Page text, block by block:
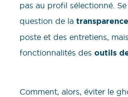
pas au profil sélectionné.
question de la transparence
poste et des entretiens,
fonctionnalités des outils
Comment, alors, éviter le